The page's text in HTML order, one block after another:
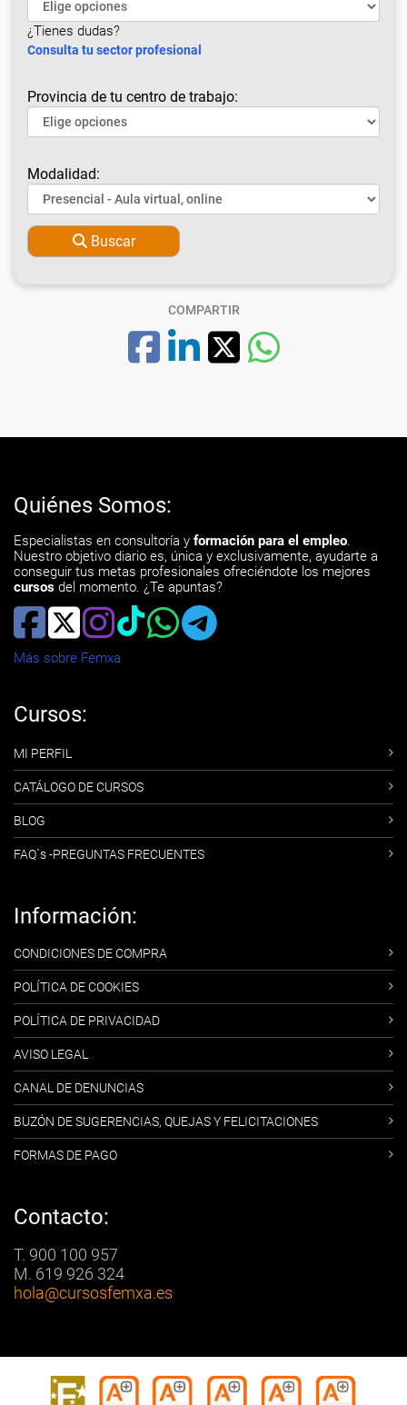
¿Tienes dudas?
Consulta tu sector profesional
Provincia de tu centro de trabajo:
Modalidad:
Buscar
COMPARTIR
Quiénes Somos:
Especialistas en consultoría y formación para el empleo.
Nuestro objetivo diario es, única y exclusivamente, ayudarte a
conseguir tus metas profesionales ofreciéndote los mejores
cursos del momento. ¿Te apuntas?
Más sobre Femxa
Cursos:
MI PERFIL
CATÁLOGO DE CURSOS
BLOG
FAQ´s -PREGUNTAS FRECUENTES
Información:
CONDICIONES DE COMPRA
POLÍTICA DE COOKIES
POLÍTICA DE PRIVACIDAD
AVISO LEGAL
CANAL DE DENUNCIAS
BUZÓN DE SUGERENCIAS, QUEJAS Y FELICITACIONES
FORMAS DE PAGO
Contacto:
T. 900 100 957
M. 619 926 324
hola@cursosfemxa.es